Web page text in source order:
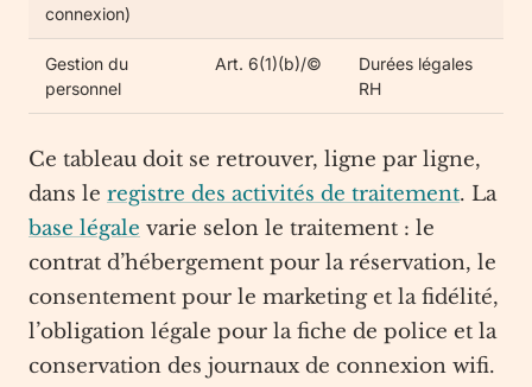
connexion)
Gestion du
personnel
Art. 6(1)(b)/©
Durées légales
RH
Ce tableau doit se retrouver, ligne par ligne,
dans le registre des activités de traitement. La
base légale varie selon le traitement : le
contrat d’hébergement pour la réservation, le
consentement pour le marketing et la fidélité,
l’obligation légale pour la fiche de police et la
conservation des journaux de connexion wifi.